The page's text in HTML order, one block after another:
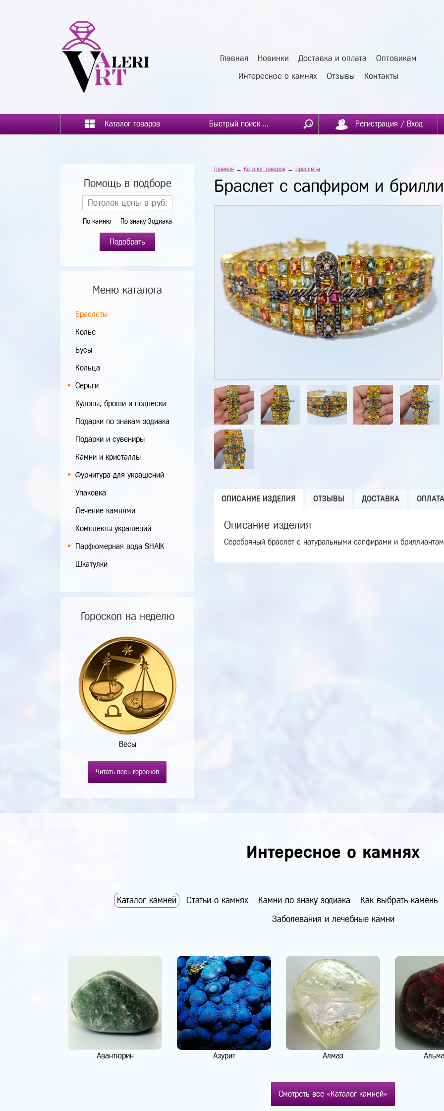
Главная Новинки Доставка и оплата Оптовикам
Интересное о камнях Отзывы Контакты
Каталог товаров Регистрация / Вход
Помощь в подборе
По камню По знаку Зодиака
Подобрать
Меню каталога
Браслеты
Колье
Бусы
Кольца
Серьги
Кулоны, броши и подвески
Подарки по знакам зодиака
Подарки и сувениры
Камни и кристаллы
Фурнитура для украшений
Упаковка
Лечение камнями
Комплекты украшений
Парфюмерная вода SHAIK
Шкатулки
Гороскоп на неделю
Весы
Читать весь гороскоп
Главная → Каталог товаров → Браслеты
Браслет с сапфиром и
ОПИСАНИЕ ИЗДЕЛИЯ ОТЗЫВЫ ДОСТАВКА ОПЛАТА
Описание изделия
Серебряный браслет с натуральными сапфирами и
Интересное о камнях
Каталог камней Статьи о камнях Камни по знаку зодиака Как выбрать камень
Заболевания и лечебные камни
Авантюрин Азурит Алмаз
Смотреть все «Каталог камней»